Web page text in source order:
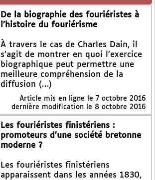
De la biographie des fouriéristes à
l’histoire du fouriérisme
À travers le cas de Charles Dain, il
s’agit de montrer en quoi l’exercice
biographique peut permettre une
meilleure compréhension de la
diffusion (…)
Article mis en ligne le 7 octobre 2016
dernière modification le 8 octobre 2016
Les fouriéristes finistériens :
promoteurs d’une société bretonne
moderne ?
Les fouriéristes finistériens
apparaissent dans les années 1830,